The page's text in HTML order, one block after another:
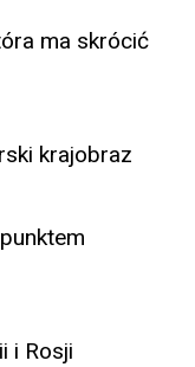
ma skrócić
krajobraz
i Rosji